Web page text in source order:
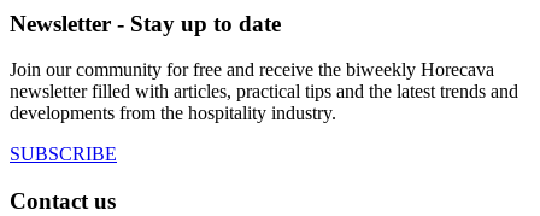
Newsletter - Stay up to date
Join our community for free and receive the biweekly Horecava
newsletter filled with articles, practical tips and the latest trends and
developments from the hospitality industry.
SUBSCRIBE
Contact us